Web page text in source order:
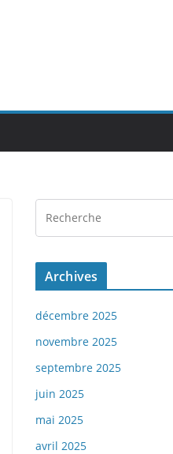
Archives
décembre 2025
novembre 2025
septembre 2025
juin 2025
mai 2025
avril 2025